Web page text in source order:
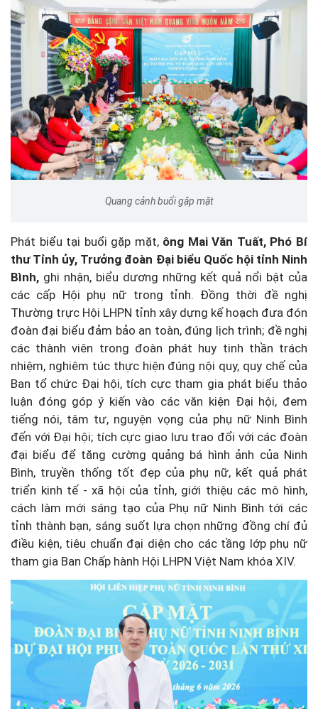
Quang cảnh buổi gặp mặt
Phát biểu tại buổi gặp mặt, ông Mai Văn Tuất, Phó Bí
thư Tỉnh ủy, Trưởng đoàn Đại biểu Quốc hội tỉnh Ninh
Bình, ghi nhận, biểu dương những kết quả nổi bật của
các cấp Hội phụ nữ trong tỉnh. Đồng thời đề nghị
Thường trực Hội LHPN tỉnh xây dựng kế hoạch đưa đón
đoàn đại biểu đảm bảo an toàn, đúng lịch trình; đề nghị
các thành viên trong đoàn phát huy tinh thần trách
nhiệm, nghiêm túc thực hiện đúng nội quy, quy chế của
Ban tổ chức Đại hội, tích cực tham gia phát biểu thảo
luận đóng góp ý kiến vào các văn kiện Đại hội, đem
tiếng nói, tâm tư, nguyện vọng của phụ nữ Ninh Bình
đến với Đại hội; tích cực giao lưu trao đổi với các đoàn
đại biểu để tăng cường quảng bá hình ảnh của Ninh
Bình, truyền thống tốt đẹp của phụ nữ, kết quả phát
triển kinh tế - xã hội của tỉnh, giới thiệu các mô hình,
cách làm mới sáng tạo của Phụ nữ Ninh Bình tới các
tỉnh thành bạn, sáng suốt lựa chọn những đồng chí đủ
điều kiện, tiêu chuẩn đại diện cho các tầng lớp phụ nữ
tham gia Ban Chấp hành Hội LHPN Việt Nam khóa XIV.